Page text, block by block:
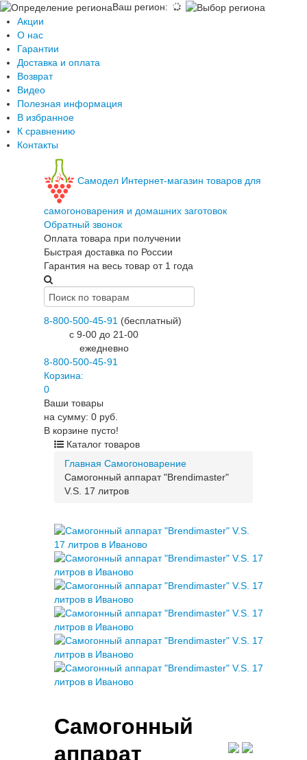
Ваш регион:
Акции
О нас
Гарантии
Доставка и оплата
Возврат
Видео
Полезная информация
В избранное
К сравнению
Контакты
Самодел Интернет-магазин товаров для
самогоноварения и домашних заготовок
Обратный звонок
Оплата товара при получении
Быстрая доставка по России
Гарантия на весь товар от 1 года
8-800-500-45-91 (бесплатный)
c 9-00 до 21-00
ежедневно
8-800-500-45-91
Корзина:
0
Ваши товары
на сумму: 0 руб.
В корзине пусто!
Каталог товаров
Главная Самогоноварение
Самогонный аппарат "Brendimaster"
V.S. 17 литров
Самогонный
аппарат